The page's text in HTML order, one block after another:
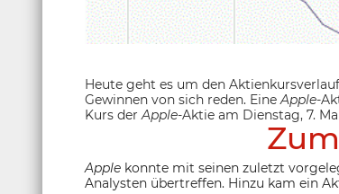
Heute geht es um den
Gewinnen von sich reden. EineApple-
Kurs derApple-Aktie am Dienstag, 7.
Apple konnte mit seinen zuletzt
Analysten übertreffen. Hinzu kam ein